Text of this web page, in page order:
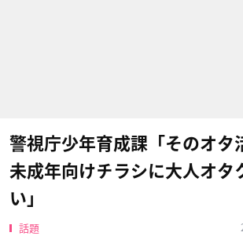
警視庁少年育成課「そのオタ
未成年向けチラシに大人オタ
い」
話題